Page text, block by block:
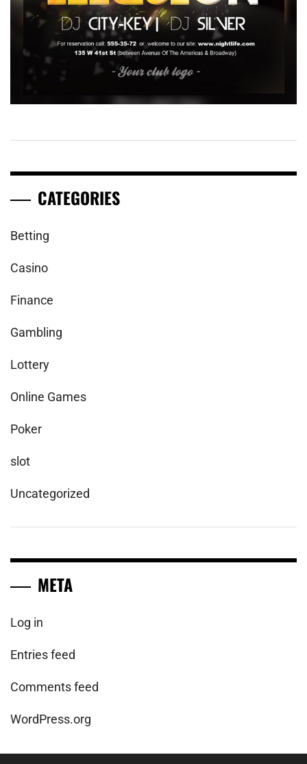
CATEGORIES
Betting
Casino
Finance
Gambling
Lottery
Online Games
Poker
slot
Uncategorized
META
Log in
Entries feed
Comments feed
WordPress.org